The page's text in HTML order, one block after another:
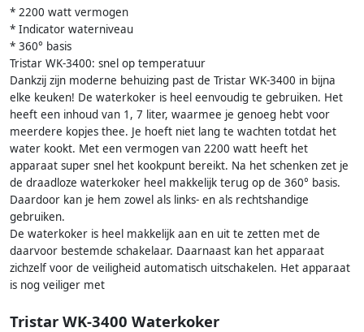
* 2200 watt vermogen
* Indicator waterniveau
* 360° basis
Tristar WK-3400: snel op temperatuur
Dankzij zijn moderne behuizing past de Tristar WK-3400 in bijna
elke keuken! De waterkoker is heel eenvoudig te gebruiken. Het
heeft een inhoud van 1, 7 liter, waarmee je genoeg hebt voor
meerdere kopjes thee. Je hoeft niet lang te wachten totdat het
water kookt. Met een vermogen van 2200 watt heeft het
apparaat super snel het kookpunt bereikt. Na het schenken zet je
de draadloze waterkoker heel makkelijk terug op de 360° basis.
Daardoor kan je hem zowel als links- en als rechtshandige
gebruiken.
De waterkoker is heel makkelijk aan en uit te zetten met de
daarvoor bestemde schakelaar. Daarnaast kan het apparaat
zichzelf voor de veiligheid automatisch uitschakelen. Het apparaat
is nog veiliger met
Tristar WK-3400 Waterkoker